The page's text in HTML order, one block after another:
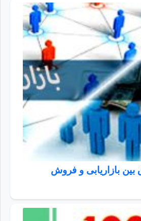
بازاریابی و فروش